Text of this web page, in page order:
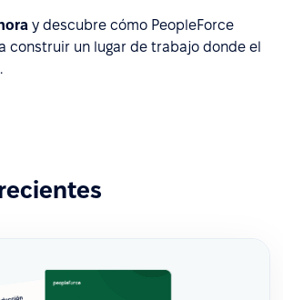
y descubre cómo PeopleForce
construir un lugar de trabajo donde el